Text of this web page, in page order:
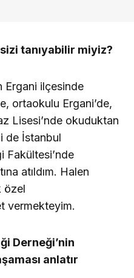
tanıyabilir miyiz?
Ergani ilçesinde
ortaokulu Ergani’de,
Lisesi’nde okuduktan
de İstanbul
Fakültesi’nde
atıldım. Halen
özel
vermekteyim.
Derneği’nin
anlatır